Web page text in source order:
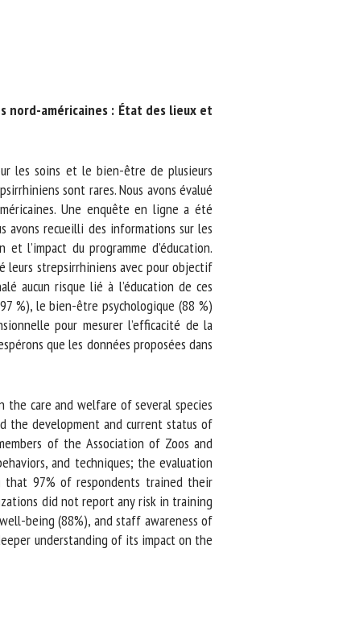
américaines : État des lieux et
les soins et le bien-être de plusieurs
sont rares. Nous avons évalué
Une enquête en ligne a été
avons recueilli des informations sur les
l’impact du programme d’éducation.
strepsirrhiniens avec pour objectif
aucun risque lié à l’éducation de ces
%), le bien-être psychologique (88 %)
pour mesurer l’efficacité de la
que les données proposées dans
care and welfare of several species
the development and current status of
of the Association of Zoos and
and techniques; the evaluation
97% of respondents trained their
did not report any risk in training
being (88%), and staff awareness of
understanding of its impact on the